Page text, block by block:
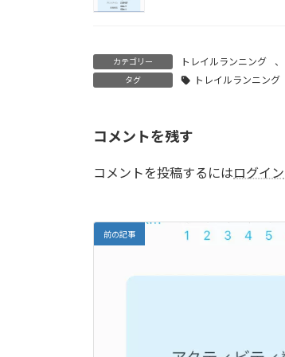
カテゴリー トレイルランニング 、
タグ トレイルランニング
コメントを残す
コメントを投稿するにはログイン
前の記事